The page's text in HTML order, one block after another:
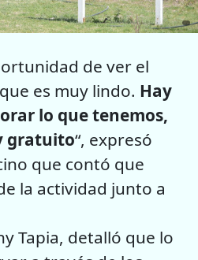
de ver el
es muy lindo. Hay
lo que tenemos,
gratuito“, expresó
que contó que
la actividad junto a
Tapia, detalló que lo